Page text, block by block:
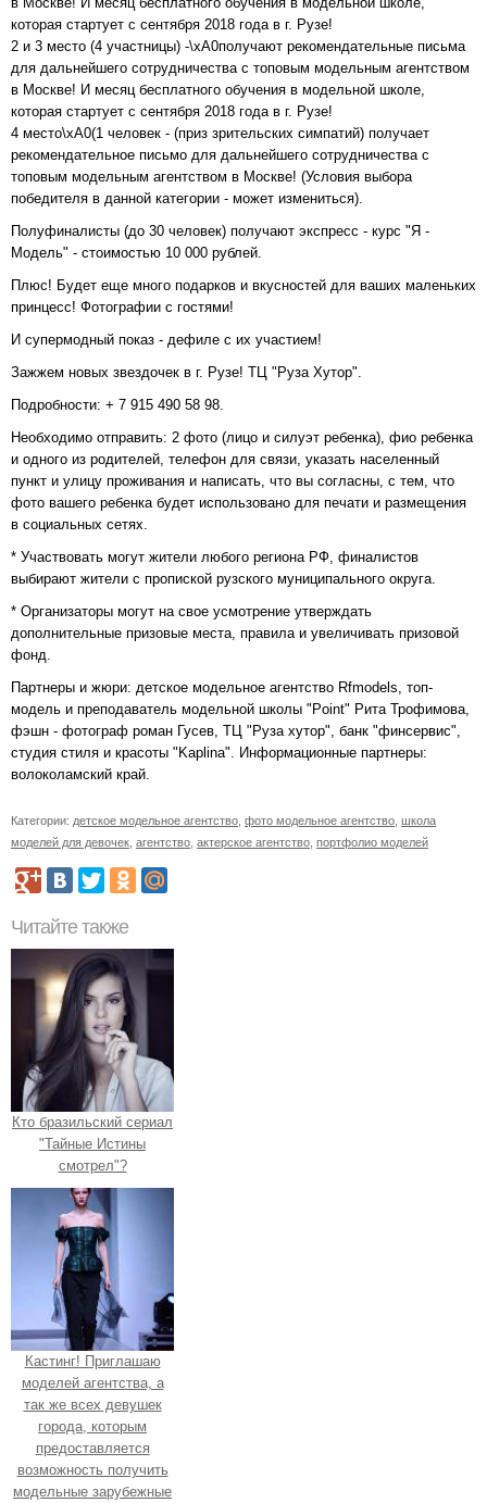
которая стартует с сентября 2018 года в г. Рузе!
2 и 3 место (4 участницы) -\xA0получают рекомендательные письма
для дальнейшего сотрудничества с топовым модельным агентством
в Москве! И месяц бесплатного обучения в модельной школе,
которая стартует с сентября 2018 года в г. Рузе!
4 место\xA0(1 человек - (приз зрительских симпатий) получает
рекомендательное письмо для дальнейшего сотрудничества с
топовым модельным агентством в Москве! (Условия выбора
победителя в данной категории - может измениться).
Полуфиналисты (до 30 человек) получают экспресс - курс "Я -
Модель" - стоимостью 10 000 рублей.
Плюс! Будет еще много подарков и вкусностей для ваших маленьких
принцесс! Фотографии с гостями!
И супермодный показ - дефиле с их участием!
Зажжем новых звездочек в г. Рузе! ТЦ "Руза Хутор".
Подробности: + 7 915 490 58 98.
Необходимо отправить: 2 фото (лицо и силуэт ребенка), фио ребенка
и одного из родителей, телефон для связи, указать населенный
пункт и улицу проживания и написать, что вы согласны, с тем, что
фото вашего ребенка будет использовано для печати и размещения
в социальных сетях.
* Участвовать могут жители любого региона РФ, финалистов
выбирают жители с пропиской рузского муниципального округа.
* Организаторы могут на свое усмотрение утверждать
дополнительные призовые места, правила и увеличивать призовой
фонд.
Партнеры и жюри: детское модельное агентство Rfmodels, топ-
модель и преподаватель модельной школы "Point" Рита Трофимова,
фэшн - фотограф роман Гусев, ТЦ "Руза хутор", банк "финсервис",
студия стиля и красоты "Kaplina". Информационные партнеры:
волоколамский край.
Категории: детское модельное агентство фото модельное агентство школа
моделей для девочек агентство актерское агентство портфолио моделей
Читайте также
Кто бразильский сериал
"Тайные Истины
смотрел"?
Кастинг! Приглашаю
моделей агентства, а
так же всех девушек
города, которым
предоставляется
возможность получить
модельные зарубежные